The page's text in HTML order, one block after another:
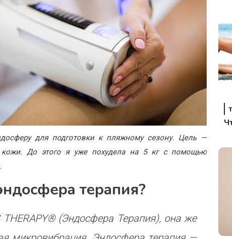
для подготовки к пляжному сезону. Цель —
кожи. До этого я уже похудела на 5 кг с помощью
терапия?
THERAPY® (Эндосфера Терапия), она же